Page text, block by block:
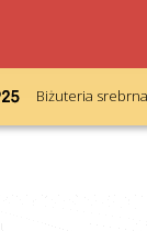
Biżuteria